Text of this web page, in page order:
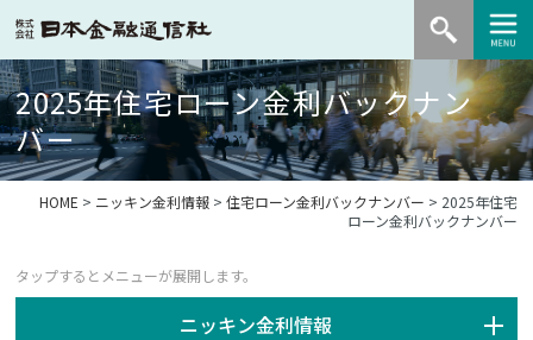
2025年住宅ローン金利バックナン
バー
HOME > ニッキン金利情報> 住宅ローン金利バックナンバー > 2025年住宅
ローン金利バックナンバー
ニッキン金利情報